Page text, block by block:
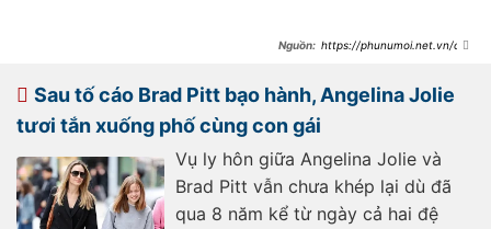
https://phunumoi.net.vn/con
va-nu-tinh-nhat-nha-co-moi-quan-
he-cuc-than-thiet-voi-me-
d307955.html
Sau tố cáo Brad Pitt bạo hành, Angelina Jolie
tươi tắn xuống phố cùng con gái
Vụ ly hôn giữa Angelina Jolie và
Brad Pitt vẫn chưa khép lại dù đã
qua 8 năm kể từ ngày cả hai đệ